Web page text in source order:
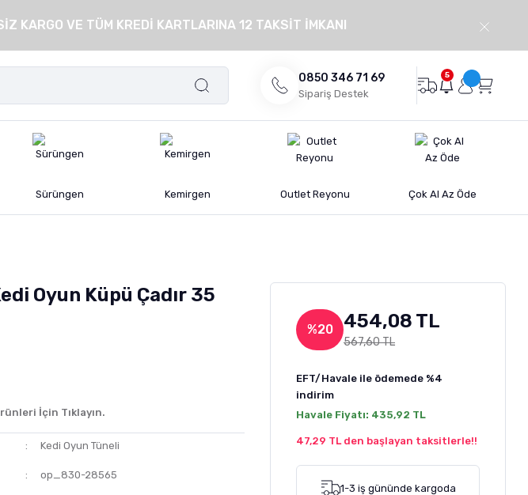
KARGO VE TÜM KREDİ KARTLARINA 12 TAKSİT İMKANI
0850 346 71 69
Sipariş Destek
5
Sürüngen Kemirgen Outlet Reyonu Çok Al Az Öde
Oyun Küpü Çadır 35
İçin Tıklayın.
Kedi Oyun Tüneli
op_830-28565
%20 454,08 TL
567,60 TL
EFT/Havale ile ödemede %4
indirim
Havale Fiyatı: 435,92 TL
47,29 TL den başlayan taksitlerle!!
1-3 iş gününde kargoda